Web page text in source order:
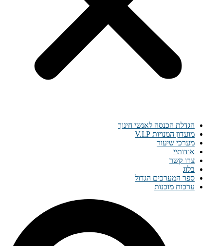
הגדלת הכנסה לאנשי חינוך
מועדון המנויות V.I.P
מערכי שיעור
אודותיי
צרו קשר
בלוג
ספר המערכים הגדול
ערכות מוכנות